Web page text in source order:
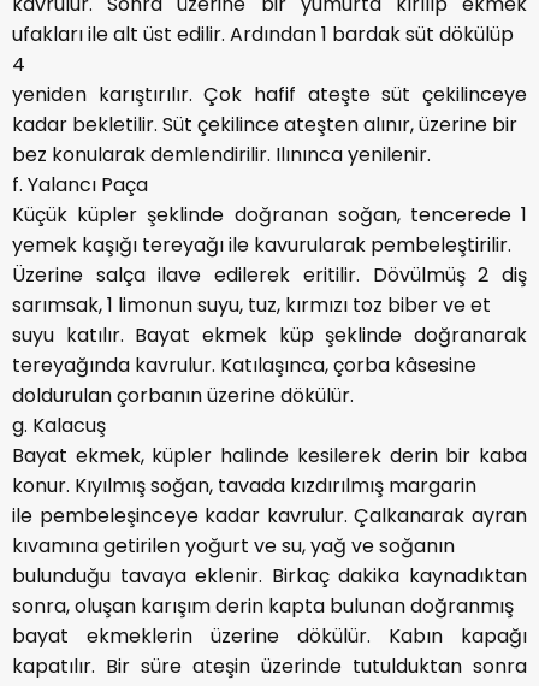
ufakları ile alt üst edilir. Ardından 1 bardak süt dökülüp
4
yeniden karıştırılır. Çok hafif ateşte süt çekilinceye
kadar bekletilir. Süt çekilince ateşten alınır, üzerine bir
bez konularak demlendirilir. Ilınınca yenilenir.
f. Yalancı Paça
Küçük küpler şeklinde doğranan soğan, tencerede 1
yemek kaşığı tereyağı ile kavurularak pembeleştirilir.
Üzerine salça ilave edilerek eritilir. Dövülmüş 2 diş
sarımsak, 1 limonun suyu, tuz, kırmızı toz biber ve et
suyu katılır. Bayat ekmek küp şeklinde doğranarak
tereyağında kavrulur. Katılaşınca, çorba kâsesine
doldurulan çorbanın üzerine dökülür.
g. Kalacuş
Bayat ekmek, küpler halinde kesilerek derin bir kaba
konur. Kıyılmış soğan, tavada kızdırılmış margarin
ile pembeleşinceye kadar kavrulur. Çalkanarak ayran
kıvamına getirilen yoğurt ve su, yağ ve soğanın
bulunduğu tavaya eklenir. Birkaç dakika kaynadıktan
sonra, oluşan karışım derin kapta bulunan doğranmış
bayat ekmeklerin üzerine dökülür. Kabın kapağı
kapatılır. Bir süre ateşin üzerinde tutulduktan sonra